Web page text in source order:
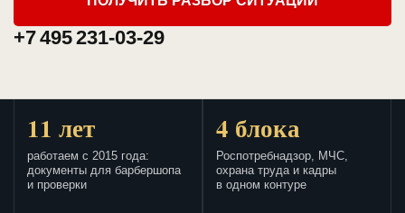
+7 495 231-03-29
11 лет
работаем с 2015 года:
документы для барбершопа
и проверки
4 блока
Роспотребнадзор, МЧС,
охрана труда и кадры
в одном контуре